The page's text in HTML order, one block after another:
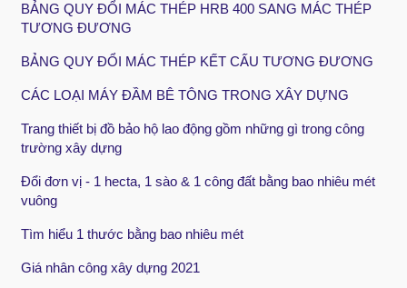
BẢNG QUY ĐỔI MÁC THÉP HRB 400 SANG MÁC THÉP
TƯƠNG ĐƯƠNG
BẢNG QUY ĐỔI MÁC THÉP KẾT CẤU TƯƠNG ĐƯƠNG
CÁC LOẠI MÁY ĐẦM BÊ TÔNG TRONG XÂY DỰNG
Trang thiết bị đồ bảo hộ lao động gồm những gì trong công
trường xây dựng
Đổi đơn vị - 1 hecta, 1 sào & 1 công đất bằng bao nhiêu mét
vuông
Tìm hiểu 1 thước bằng bao nhiêu mét
Giá nhân công xây dựng 2021